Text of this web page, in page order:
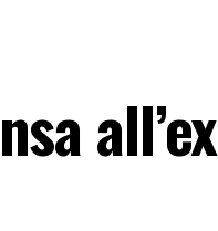
all’ex